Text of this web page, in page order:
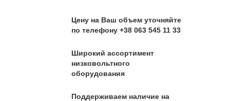
Цену на Ваш объем уточняйте
по телефону +38 063 545 11 33
Широкий ассортимент
низковольтного
оборудования
Поддерживаем наличие на